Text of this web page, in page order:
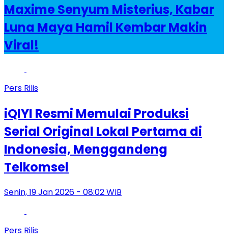
Maxime Senyum Misterius, Kabar
Luna Maya Hamil Kembar Makin
Viral!
Pers Rilis
iQIYI Resmi Memulai Produksi
Serial Original Lokal Pertama di
Indonesia, Menggandeng
Telkomsel
Senin, 19 Jan 2026 - 08:02 WIB
Pers Rilis